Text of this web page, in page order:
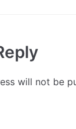
will not be